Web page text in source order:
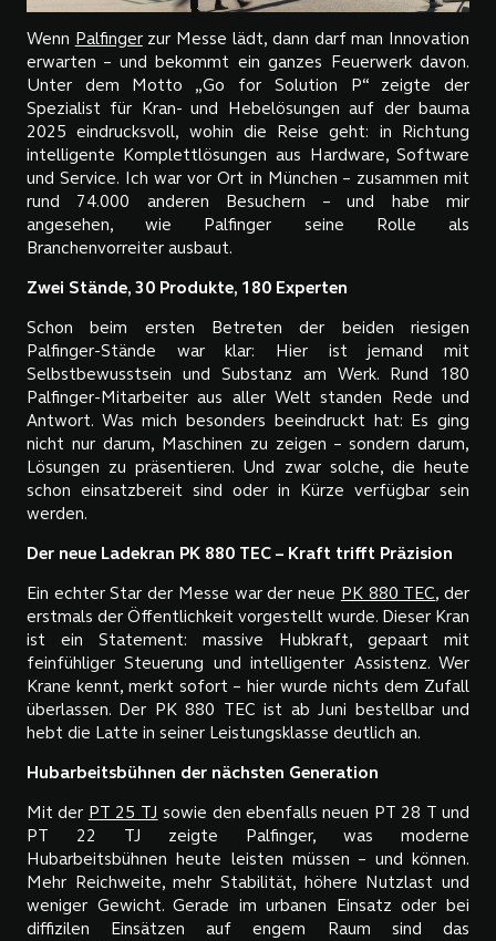
Wenn Palfingerzur Messe lädt, dann darf man Innovation
erwarten – und bekommt ein ganzes Feuerwerk davon.
Unter dem Motto „Go for Solution P“ zeigte der
Spezialist für Kran- und Hebelösungen auf der bauma
2025 eindrucksvoll, wohin die Reise geht: in Richtung
intelligente Komplettlösungen aus Hardware, Software
und Service. Ich war vor Ort in München – zusammen mit
rund 74.000 anderen Besuchern – und habe mir
angesehen, wie Palfinger seine Rolle als
Branchenvorreiter ausbaut.
Zwei Stände, 30 Produkte, 180 Experten
Schon beim ersten Betreten der beiden riesigen
Palfinger-Stände war klar: Hier ist jemand mit
Selbstbewusstsein und Substanz am Werk. Rund 180
Palfinger-Mitarbeiter aus aller Welt standen Rede und
Antwort. Was mich besonders beeindruckt hat: Es ging
nicht nur darum, Maschinen zu zeigen – sondern darum,
Lösungen zu präsentieren. Und zwar solche, die heute
schon einsatzbereit sind oder in Kürze verfügbar sein
werden.
Der neue Ladekran PK 880 TEC – Kraft trifft Präzision
Ein echter Star der Messe war der neue PK 880 TEC, der
erstmals der Öffentlichkeit vorgestellt wurde. Dieser Kran
ist ein Statement: massive Hubkraft, gepaart mit
feinfühliger Steuerung und intelligenter Assistenz. Wer
Krane kennt, merkt sofort – hier wurde nichts dem Zufall
überlassen. Der PK 880 TEC ist ab Juni bestellbar und
hebt die Latte in seiner Leistungsklasse deutlich an.
Hubarbeitsbühnen der nächsten Generation
Mit der PT 25 TJ sowie den ebenfalls neuen PT 28 T und
PT 22 TJ zeigte Palfinger, was moderne
Hubarbeitsbühnen heute leisten müssen – und können.
Mehr Reichweite, mehr Stabilität, höhere Nutzlast und
weniger Gewicht. Gerade im urbanen Einsatz oder bei
diffizilen Einsätzen auf engem Raum sind das